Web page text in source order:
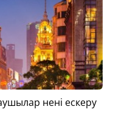
нені ескеру